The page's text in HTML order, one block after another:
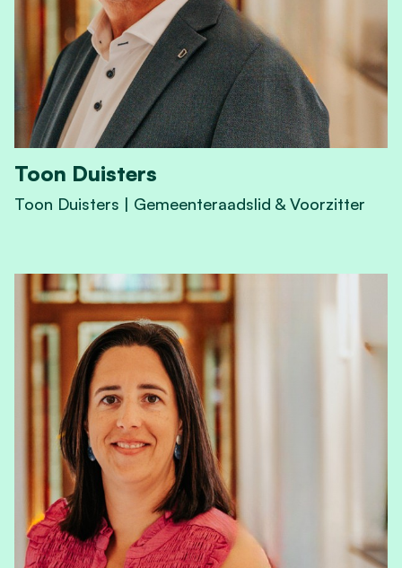
Toon Duisters
Toon Duisters | Gemeenteraadslid & Voorzitter